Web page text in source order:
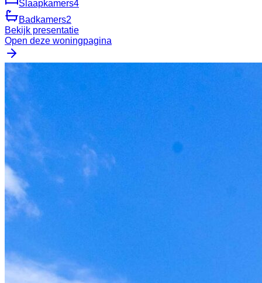
Slaapkamers4
Badkamers2
Bekijk presentatie
Open deze woningpagina